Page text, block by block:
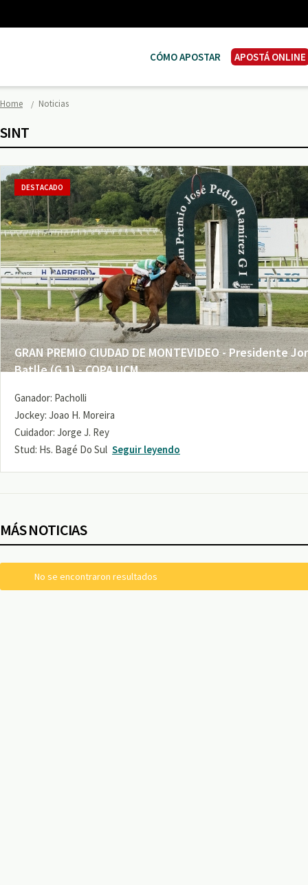
CÓMO APOSTAR APOSTÁ ONLINE
Home Noticias
SINT
GRAN PREMIO CIUDAD DE MONTEVIDEO - Presidente
Batlle (G 1) - COPA UCM
DESTACADO
Ganador: Pacholli
Jockey: Joao H. Moreira
Cuidador: Jorge J. Rey
Stud: Hs. Bagé Do Sul Seguir leyendo
MÁS NOTICIAS
No se encontraron resultados